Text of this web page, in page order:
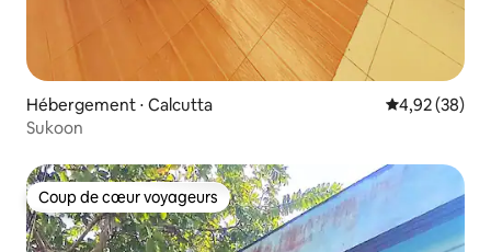
Hébergement ⋅ Calcutta Évaluation
4,92 (38)
Sukoon
Coup de cœur voyageurs
Coup de cœur voyageurs